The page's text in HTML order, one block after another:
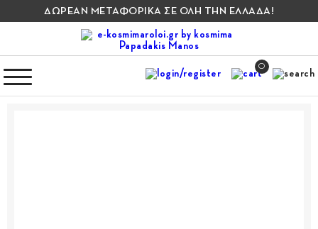
ΔΩΡΕΑΝ ΜΕΤΑΦΟΡΙΚΑ ΣΕ ΟΛΗ ΤΗΝ ΕΛΛΑΔΑ!
0